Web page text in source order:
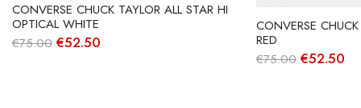
CONVERSE CHUCK TAYLOR ALL STAR HI
OPTICAL WHITE
€75.00 O
€52.50
CONVERSE
RED
€75.00 O
€52.50